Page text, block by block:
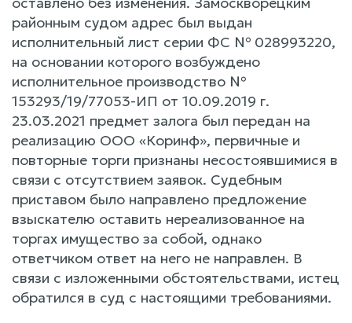
районным судом адрес был выдан
исполнительный лист серии ФС № 028993220,
на основании которого возбуждено
исполнительное производство №
153293/19/77053-ИП от 10.09.2019 г.
23.03.2021 предмет залога был передан на
реализацию ООО «Коринф», первичные и
повторные торги признаны несостоявшимися в
связи с отсутствием заявок. Судебным
приставом было направлено предложение
взыскателю оставить нереализованное на
торгах имущество за собой, однако
ответчиком ответ на него не направлен. В
связи с изложенными обстоятельствами, истец
обратился в суд с настоящими требованиями.